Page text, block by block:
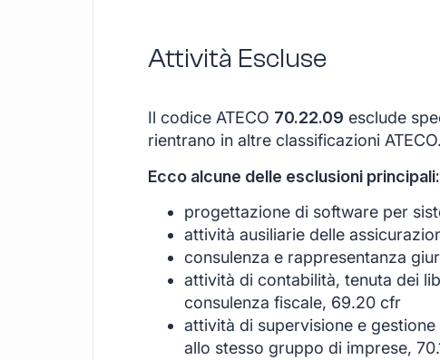
Attività Escluse
Il codice ATECO 70.22.09 esclude
rientrano in altre classificazioni ATECO.
Ecco alcune delle esclusioni principali:
progettazione di software per
attività ausiliarie delle
consulenza e rappresentanza
attività di contabilità, tenuta dei
consulenza fiscale, 69.20 cfr
attività di supervisione e
allo stesso gruppo di imprese,